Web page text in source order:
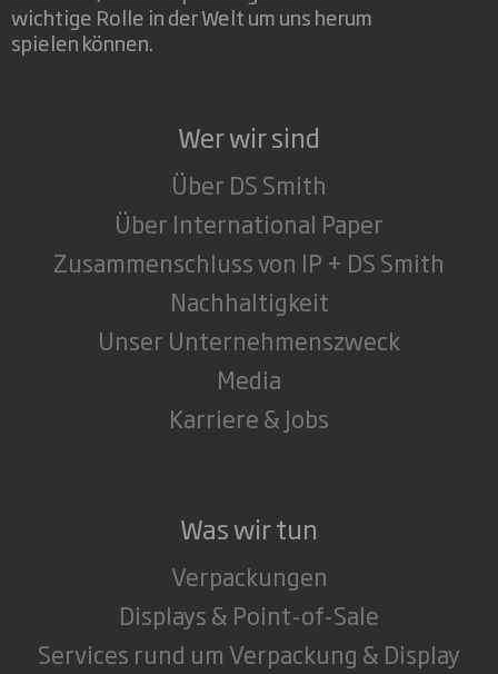
wichtige Rolle in der Welt um uns herum
spielen können.
Wer wir sind
Über DS Smith
Über International Paper
Zusammenschluss von IP + DS Smith
Nachhaltigkeit
Unser Unternehmenszweck
Media
Karriere & Jobs
Was wir tun
Verpackungen
Displays & Point-of-Sale
Services rund um Verpackung & Display